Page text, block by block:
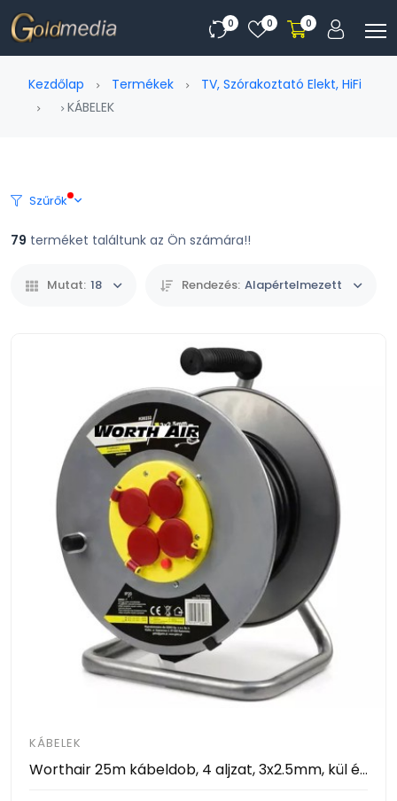
0 0 0
Kezdőlap Termékek
TV, Szórakoztató Elekt, HiFi
KÁBELEK
Szűrők
79 terméket találtunk az Ön számára!!
Mutat: 18 Rendezés: Alapértelmezett
KÁBELEK
Worthair 25m kábeldob, 4 aljzat, 3x2.5mm, kül és beltéri